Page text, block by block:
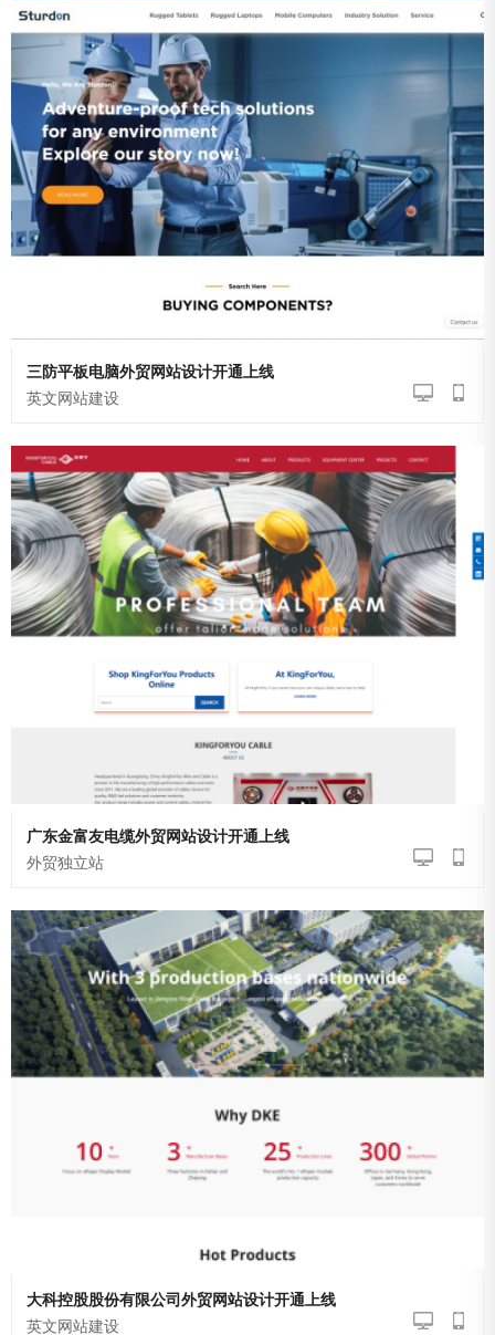
三防平板电脑外贸网站设计开通上线
英文网站建设
广东金富友电缆外贸网站设计开通上线
外贸独立站
大科控股股份有限公司外贸网站设计开通上线